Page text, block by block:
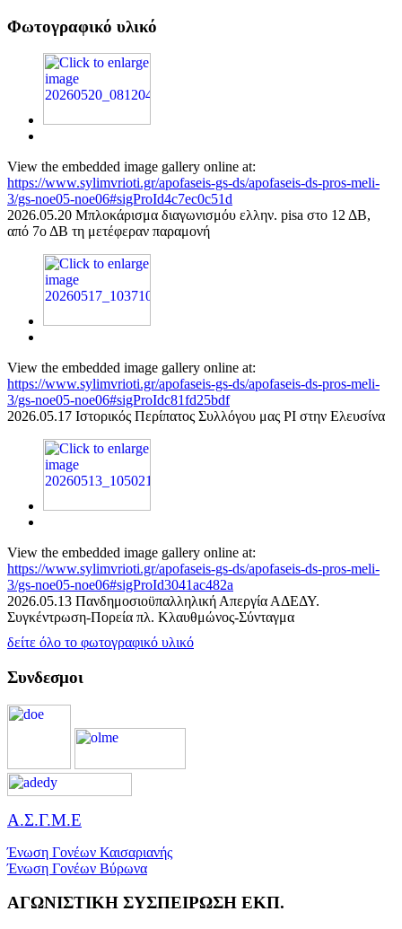
Φωτογραφικό υλικό
View the embedded image gallery online at:
https://www.sylimvrioti.gr/apofaseis-gs-ds/apofaseis-ds-pros-meli-
3/gs-noe05-noe06#sigProId4c7ec0c51d
2026.05.20 Μπλοκάρισμα διαγωνισμόυ ελλην. pisa στο 12 ΔΒ,
από 7ο ΔΒ τη μετέφεραν παραμονή
View the embedded image gallery online at:
https://www.sylimvrioti.gr/apofaseis-gs-ds/apofaseis-ds-pros-meli-
3/gs-noe05-noe06#sigProIdc81fd25bdf
2026.05.17 Ιστορικός Περίπατος Συλλόγου μας ΡΙ στην Ελευσίνα
View the embedded image gallery online at:
https://www.sylimvrioti.gr/apofaseis-gs-ds/apofaseis-ds-pros-meli-
3/gs-noe05-noe06#sigProId3041ac482a
2026.05.13 Πανδημοσιοϋπαλληλική Απεργία ΑΔΕΔΥ.
Συγκέντρωση-Πορεία πλ. Κλαυθμώνος-Σύνταγμα
δείτε όλο το φωτογραφικό υλικό
Συνδεσμοι
Α.Σ.Γ.Μ.Ε
Ένωση Γονέων Καισαριανής
Ένωση Γονέων Βύρωνα
ΑΓΩΝΙΣΤΙΚΗ ΣΥΣΠΕΙΡΩΣΗ ΕΚΠ.